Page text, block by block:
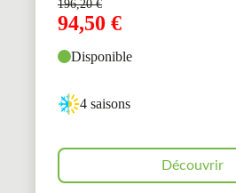
196,20€
94,50 €
Disponible
4 saisons
Découvrir